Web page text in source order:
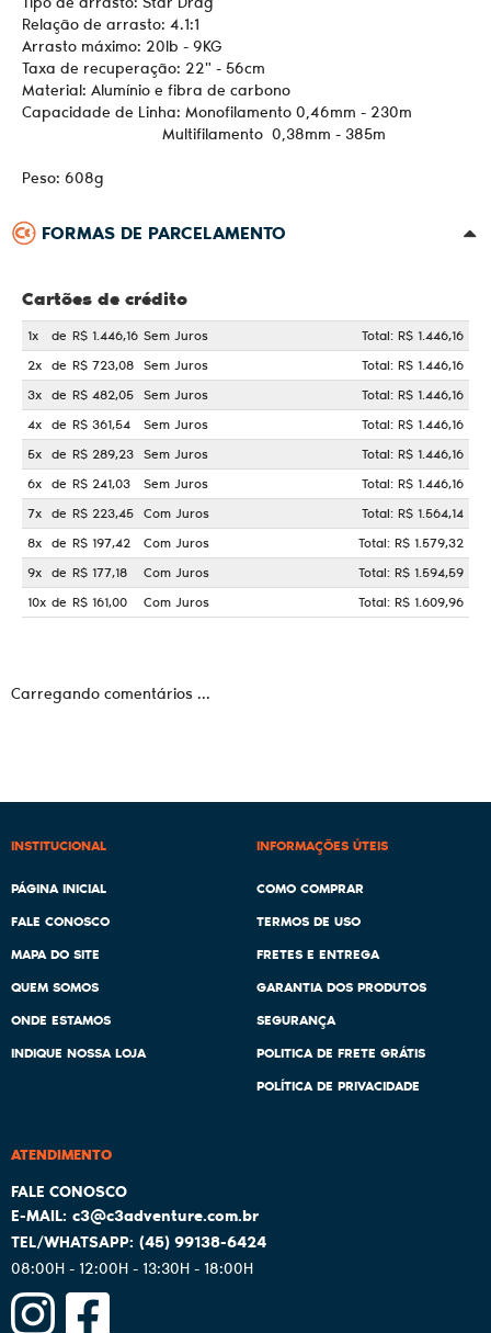
Relação de arrasto: 4.1:1
Arrasto máximo: 20lb - 9KG
Taxa de recuperação: 22" - 56cm
Material: Alumínio e fibra de carbono
Capacidade de Linha: Monofilamento 0,46mm - 230m
Multifilamento 0,38mm - 385m
Peso: 608g
FORMAS DE PARCELAMENTO
Cartões de crédito
1x de R$ 1.446,16 Sem Juros
Total: R$ 1.446,16
2x de R$ 723,08 Sem Juros
Total: R$ 1.446,16
3x de R$ 482,05 Sem Juros
Total: R$ 1.446,16
4x de R$ 361,54 Sem Juros
Total: R$ 1.446,16
5x de R$ 289,23 Sem Juros
Total: R$ 1.446,16
6x de R$ 241,03 Sem Juros
Total: R$ 1.446,16
7x de R$ 223,45 Com Juros
Total: R$ 1.564,14
8x de R$ 197,42 Com Juros
Total: R$ 1.579,32
9x de R$ 177,18 Com Juros
Total: R$ 1.594,59
10x de R$ 161,00 Com Juros Total: R$ 1.609,96
Carregando comentários ...
INSTITUCIONAL
PÁGINA INICIAL
FALE CONOSCO
MAPA DO SITE
QUEM SOMOS
ONDE ESTAMOS
INDIQUE NOSSA LOJA
INFORMAÇÕES ÚTEIS
COMO COMPRAR
TERMOS DE USO
FRETES E ENTREGA
GARANTIA DOS PRODUTOS
SEGURANÇA
POLITICA DE FRETE GRÁTIS
POLÍTICA DE PRIVACIDADE
ATENDIMENTO
(45)99138-6424
08:00H - 12:00H - 13:30H - 18:00H
c3@c3adventure.com.br